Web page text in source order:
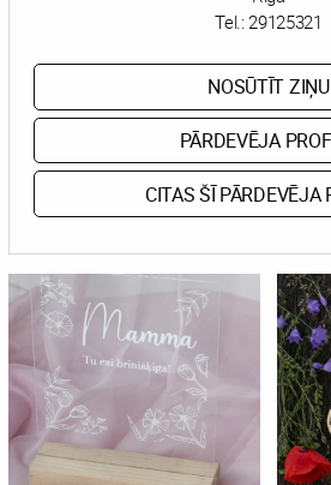
Tel.:29125321
NOSŪTĪT ZIŅU
PĀRDEVĒJA
CITAS ŠĪ PĀRDEVĒJA